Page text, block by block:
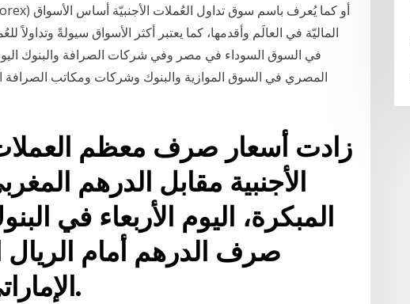
الماليّة في العالَم وأقدمها، كما يعتبر أكثر الأسواق سيولةً وتداولاً
في السوق السوداء في مصر وفي شركات الصرافة والبنوك اليوم،
المصري في السوق الموازية والبنوك وشركات ومكاتب
الأجنبية مقابل الدرهم
المبكرة، اليوم الأربعاء في
صرف الدرهم أمام
الإماراتي والدينار الكويتي.